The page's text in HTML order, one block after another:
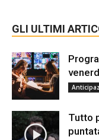
GLI ULTIMI
Tutto